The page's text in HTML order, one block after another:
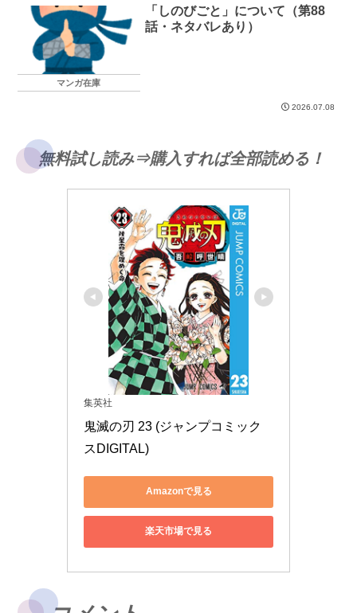
マンガ在庫
「しのびごと」について（第88
話・ネタバレあり）
2026.07.08
無料試し読み⇒購入すれば全部読める！
集英社
鬼滅の刃 23 (ジャンプコミック
スDIGITAL)
Amazonで見る
楽天市場で見る